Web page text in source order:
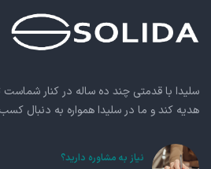
سلیدا با قدمتی چند ده ساله در کنار شماست
هدیه کند و ما در سلیدا همواره به دنبال
نیاز به مشاوره دارید؟